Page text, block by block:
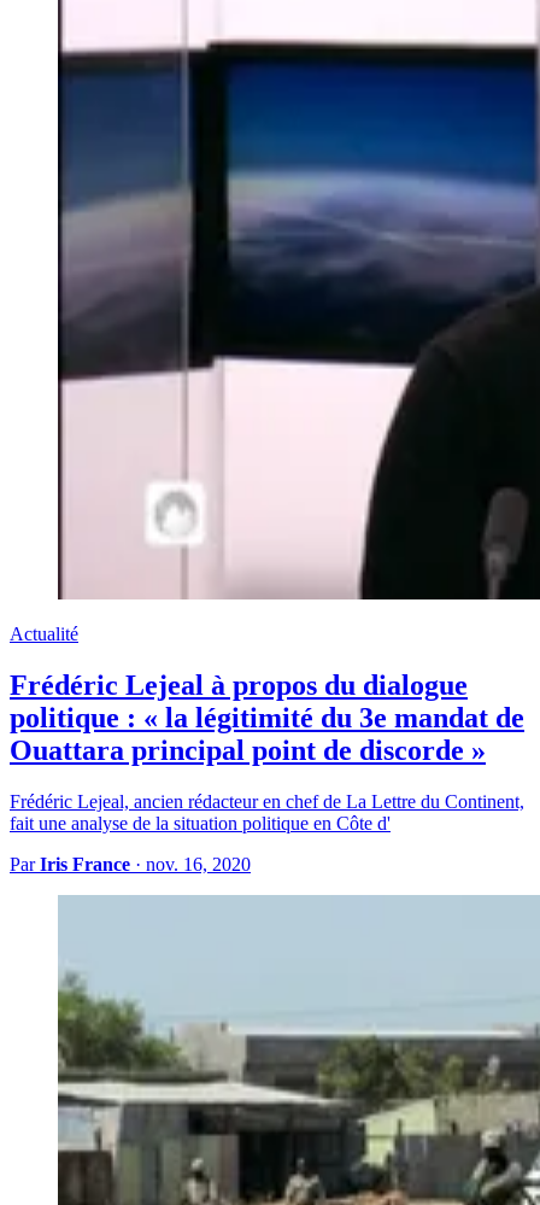
Actualité
Frédéric Lejeal à propos du dialogue
politique : « la légitimité du 3e mandat de
Ouattara principal point de discorde »
Frédéric Lejeal, ancien rédacteur en chef de La Lettre du Continent,
fait une analyse de la situation politique en Côte d'
ParIris France · nov. 16, 2020